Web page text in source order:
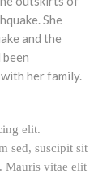
elit.
sed, suscipit sit
Mauris vitae elit